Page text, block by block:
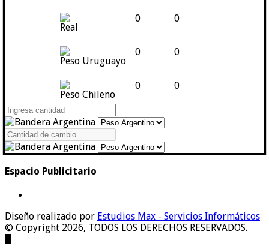
Real
0 0
Peso Uruguayo
0 0
Peso Chileno
0 0
Espacio Publicitario
Diseño realizado por Estudios Max - Servicios Informáticos
© Copyright 2026, TODOS LOS DERECHOS RESERVADOS.